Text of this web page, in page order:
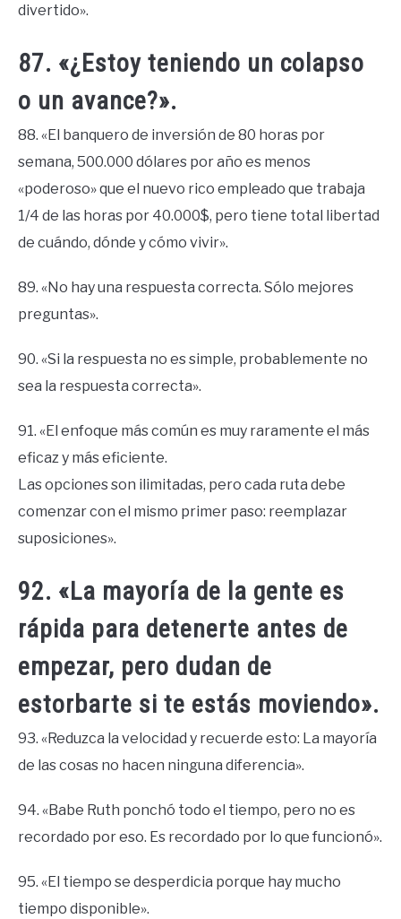
divertido».
87. «¿Estoy teniendo un colapso
o un avance?».
88. «El banquero de inversión de 80 horas por
semana, 500.000 dólares por año es menos
«poderoso» que el nuevo rico empleado que trabaja
1/4 de las horas por 40.000$, pero tiene total libertad
de cuándo, dónde y cómo vivir».
89. «No hay una respuesta correcta. Sólo mejores
preguntas».
90. «Si la respuesta no es simple, probablemente no
sea la respuesta correcta».
91. «El enfoque más común es muy raramente el más
eficaz y más eficiente.
Las opciones son ilimitadas, pero cada ruta debe
comenzar con el mismo primer paso: reemplazar
suposiciones».
92. «La mayoría de la gente es
rápida para detenerte antes de
empezar, pero dudan de
estorbarte si te estás moviendo».
93. «Reduzca la velocidad y recuerde esto: La mayoría
de las cosas no hacen ninguna diferencia».
94. «Babe Ruth ponchó todo el tiempo, pero no es
recordado por eso. Es recordado por lo que funcionó».
95. «El tiempo se desperdicia porque hay mucho
tiempo disponible».